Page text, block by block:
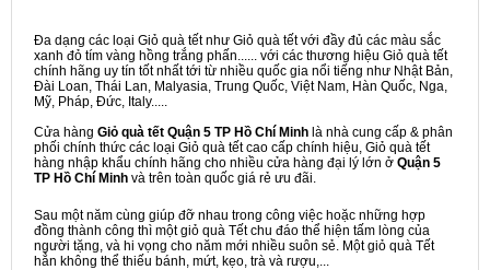
Đa dạng các loại Giỏ quà tết như Giỏ quà tết với đầy đủ các màu sắc
xanh đỏ tím vàng hồng trắng phấn...... với các thương hiệu Giỏ quà tết
chính hãng uy tín tốt nhất tới từ nhiều quốc gia nổi tiếng như Nhật Bản,
Đài Loan, Thái Lan, Malyasia, Trung Quốc, Việt Nam, Hàn Quốc, Nga,
Mỹ, Pháp, Đức, Italy.....
Cửa hàng Giỏ quà tết Quận 5 TP Hồ Chí Minh là nhà cung cấp & phân
phối chính thức các loại Giỏ quà tết cao cấp chính hiệu, Giỏ quà tết
hàng nhập khẩu chính hãng cho nhiều cửa hàng đại lý lớn ở Quận 5
TP Hồ Chí Minh và trên toàn quốc giá rẻ ưu đãi.
Sau một năm cùng giúp đỡ nhau trong công việc hoặc những hợp
đồng thành công thì một giỏ quà Tết chu đáo thể hiện tấm lòng của
người tặng, và hi vọng cho năm mới nhiều suôn sẻ. Một giỏ quà Tết
hẳn không thể thiếu bánh, mứt, kẹo, trà và rượu,...